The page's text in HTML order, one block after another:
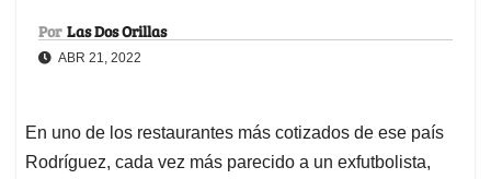
Por Las Dos Orillas
ABR 21, 2022
En uno de los restaurantes más cotizados de ese país
Rodríguez, cada vez más parecido a un exfutbolista,